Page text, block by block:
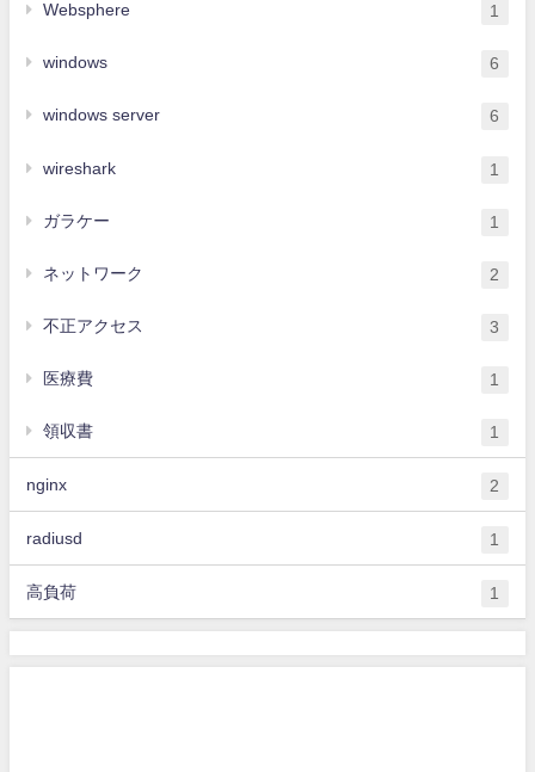
Websphere 1
windows 6
windows server 6
wireshark 1
ガラケー 1
ネットワーク 2
不正アクセス 3
医療費 1
領収書 1
nginx 2
radiusd 1
高負荷 1